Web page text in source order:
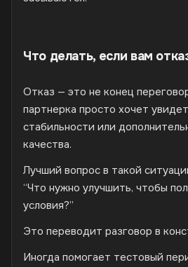
Что делать, если вам
Отказ — это не конец
партнерка просто хочет
стабильности или
качества.
Лучший вопрос в такой
“Что нужно улучшить, чтобы
условия?”
Это переводит разговор в
Иногда помогает тестовый